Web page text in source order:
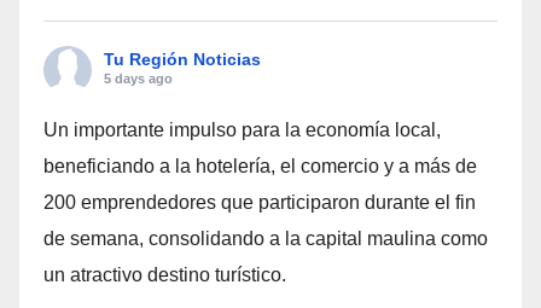
Tu Región Noticias
5 days ago
Un importante impulso para la economía local,
beneficiando a la hotelería, el comercio y a más de
200 emprendedores que participaron durante el fin
de semana, consolidando a la capital maulina como
un atractivo destino turístico.